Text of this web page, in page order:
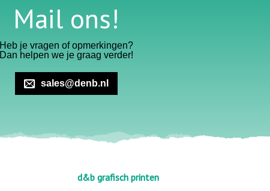
Mail ons!
Heb je vragen of opmerkingen?
Dan helpen we je graag verder!
sales@denb.nl
d&b grafisch printen